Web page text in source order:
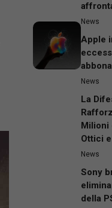
News
Apple
News
La
Milioni
Ottici
News
Sony
della